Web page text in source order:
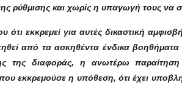
ρύθμισης και χωρίς η υπαγωγή τους
ότι εκκρεμεί για αυτές δικαστική
από τα ασκηθέντα ένδικα
της διαφοράς, η ανωτέρω
εκκρεμούσε η υπόθεση, ότι έχει